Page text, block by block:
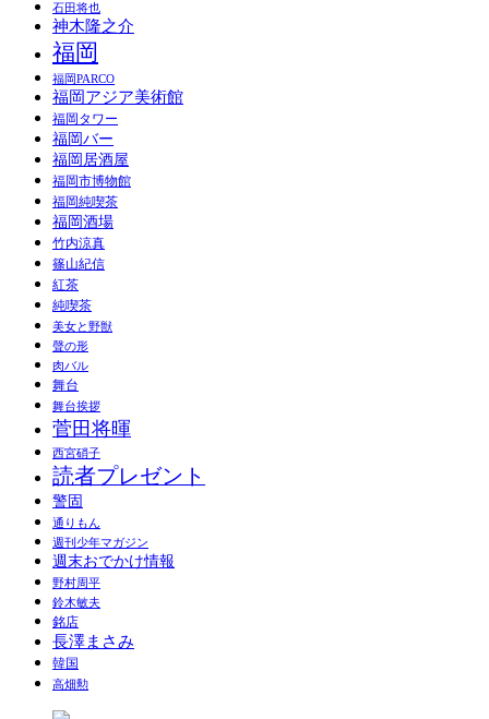
石田将也
神木隆之介
福岡
福岡PARCO
福岡アジア美術館
福岡タワー
福岡バー
福岡居酒屋
福岡市博物館
福岡純喫茶
福岡酒場
竹内涼真
篠山紀信
紅茶
純喫茶
美女と野獣
聲の形
肉バル
舞台
舞台挨拶
菅田将暉
西宮硝子
読者プレゼント
警固
通りもん
週刊少年マガジン
週末おでかけ情報
野村周平
鈴木敏夫
銘店
長澤まさみ
韓国
高畑勲